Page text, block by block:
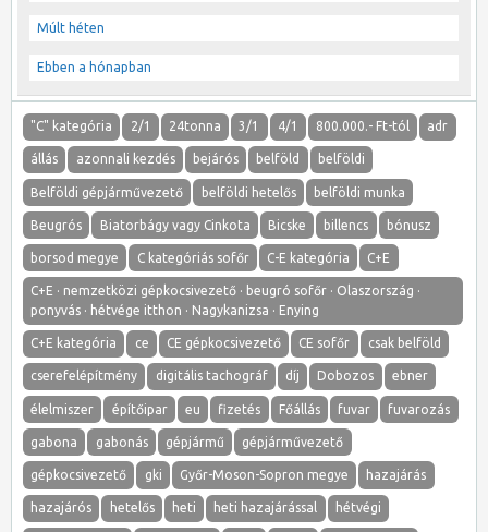
Múlt héten
Ebben a hónapban
"C" kategória 2/1 24tonna 3/1 4/1 800.000.- Ft-tól adr
állás azonnali kezdés bejárós belföld belföldi
Belföldi gépjárművezető belföldi hetelős belföldi munka
Beugrós Biatorbágy vagy Cinkota Bicske billencs bónusz
borsod megye C kategóriás sofőr C-E kategória C+E
C+E · nemzetközi gépkocsivezető · beugró sofőr · Olaszország ·
ponyvás · hétvége itthon · Nagykanizsa · Enying
C+E kategória ce CE gépkocsivezető CE sofőr csak belföld
cserefelépítmény digitális tachográf díj Dobozos ebner
élelmiszer építőipar eu fizetés Főállás fuvar fuvarozás
gabona gabonás gépjármű gépjárművezető
gépkocsivezető gki Győr-Moson-Sopron megye hazajárás
hazajárós hetelős heti heti hazajárással hétvégi